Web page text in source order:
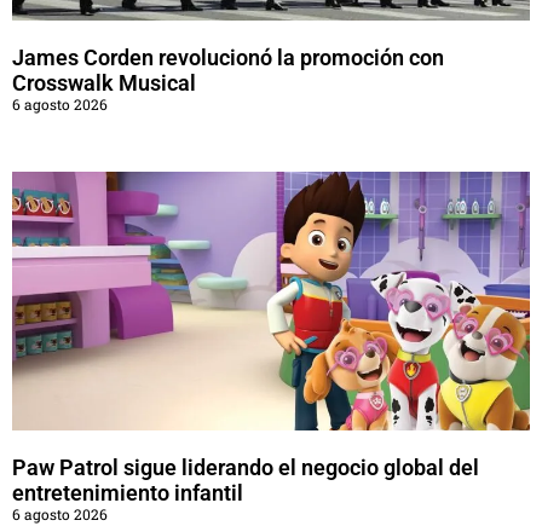
James Corden revolucionó la promoción con
Crosswalk Musical
6 agosto 2026
Paw Patrol sigue liderando el negocio global del
entretenimiento infantil
6 agosto 2026